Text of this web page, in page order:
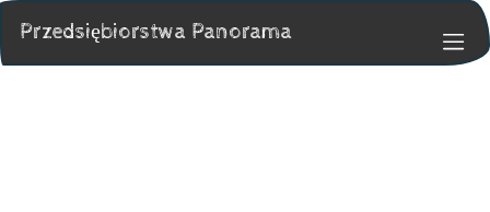
Przedsiębiorstwa Panorama